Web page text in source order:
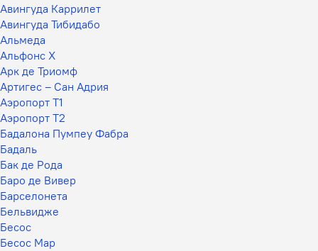
Авингуда Каррилет
Авингуда Тибидабо
Альмеда
Альфонс X
Арк де Триомф
Артигес – Сан Адрия
Аэропорт T1
Аэропорт T2
Бадалона Пумпеу Фабра
Бадаль
Бак де Рода
Баро де Вивер
Барселонета
Бельвидже
Бесос
Бесос Мар